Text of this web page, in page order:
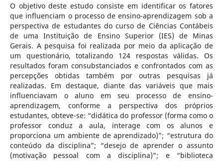
O objetivo deste estudo consiste em identificar os fatores
que influenciam o processo de ensino-aprendizagem sob a
perspectiva de estudantes do curso de Ciências Contábeis
de uma Instituição de Ensino Superior (IES) de Minas
Gerais. A pesquisa foi realizada por meio da aplicação de
um questionário, totalizando 124 respostas válidas. Os
resultados foram consubstanciados e confrontados com as
percepções obtidas também por outras pesquisas já
realizadas. Em destaque, diante das variáveis que mais
influenciavam o aluno em seu processo de ensino-
aprendizagem, conforme a perspectiva dos próprios
estudantes, obteve-se: “didática do professor (forma como o
professor conduz a aula, interage com os alunos e
proporciona um ambiente de aprendizado)”; “estrutura do
conteúdo da disciplina”; “desejo de aprender o assunto
(motivação pessoal com a disciplina)”; e “biblioteca